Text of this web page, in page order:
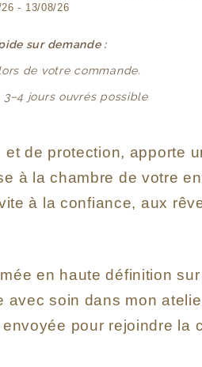
- 13/08/26
sur demande :
de votre commande.
jours ouvrés possible
et de protection, apporte
à la chambre de votre
à la confiance, aux
en haute définition
avec soin dans mon
pour rejoindre la